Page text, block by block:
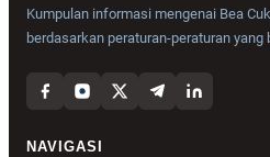
Kumpulan informasi mengenai Bea
berdasarkan peraturan-peraturan yang
NAVIGASI